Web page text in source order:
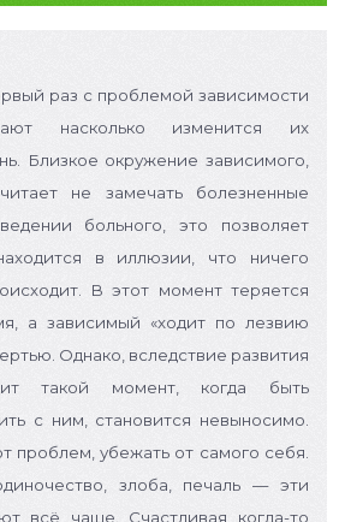
раз с проблемой зависимости
насколько изменится их
Близкое окружение зависимого,
не замечать болезненные
больного, это позволяет
в иллюзии, что ничего
В этот момент теряется
а зависимый «ходит по лезвию
Однако, вследствие развития
такой момент, когда быть
с ним, становится невыносимо.
проблем, убежать от самого себя.
злоба, печаль — эти
всё чаще. Счастливая когда-то